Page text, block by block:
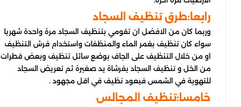
رابعا:طرق تنظيف السجاد
وربما كان من الافضل ان تقومي بتنظيف السجاد مرة واحدة شهريا
سواء كان تنظيف بغمر الماء والمنظفات واستخدام فرش التنظيف
او من خلال التنظيف على الجاف بوضع سائل تنظيف وبعض قطرات
من الخل و تنظيف السجاد بفرشاة يد صغيرة ثم تعريض السجاد
للتهوية في الشمس فيعود نظيف في اقل مجهود .
خامسا:تنظيف المجالس